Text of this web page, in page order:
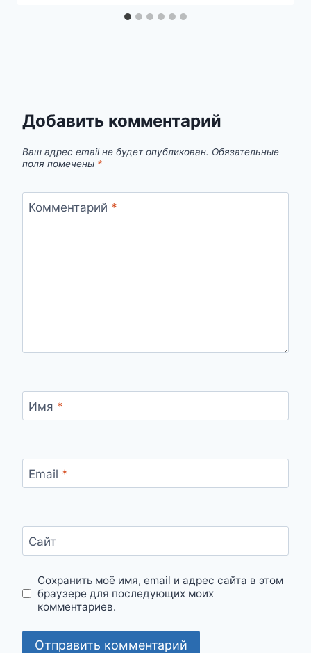
Добавить комментарий
Ваш адрес email не будет опубликован. Обязательные
поля помечены *
Комментарий *
Имя *
Email *
Сайт
Сохранить моё имя, email и адрес сайта в этом
браузере для последующих моих
комментариев.